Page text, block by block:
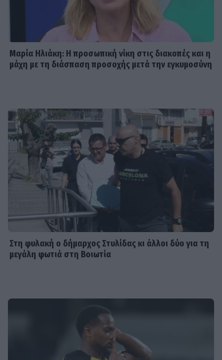
Μαρία Ηλιάκη: Η προσωπική νίκη στις διακοπές και η
μάχη με τη διάσπαση προσοχής μετά την εγκυμοσύνη
Στη φυλακή ο δήμαρχος Στυλίδας κι άλλοι δύο για τη
μεγάλη φωτιά στη Βοιωτία